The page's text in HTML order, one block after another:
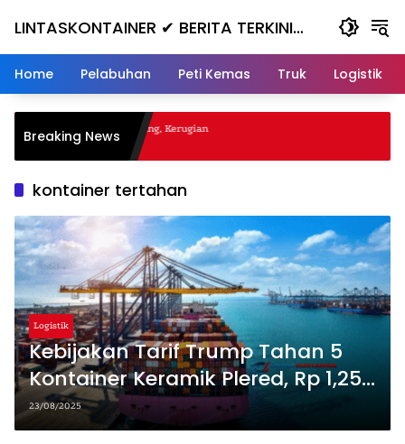
LINTASKONTAINER ✔ BERITA TERKINI
KONTAINER TERBARU HARI INI
Home Pelabuhan Peti Kemas Truk Logistik
Breaking News
Nanjak, Masuk ke Jurang, Kerugian
kontainer tertahan
Logistik
Kebijakan Tarif Trump Tahan 5
Kontainer Keramik Plered, Rp 1,25
Miliar Terancam!
23/08/2025